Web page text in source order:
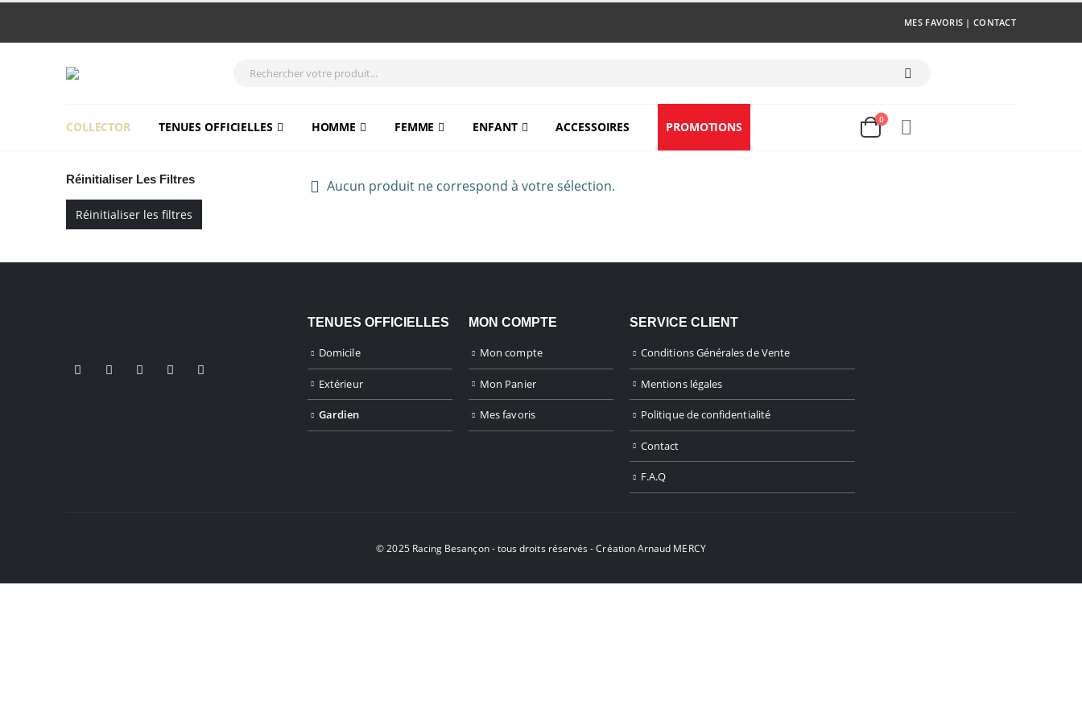
MES FAVORIS |CONTACT
COLLECTOR TENUES OFFICIELLES HOMME FEMME ENFANT ACCESSOIRES PROMOTIONS 0
Aucun produit ne correspond à votre sélection.
Réinitialiser Les Filtres
Réinitialiser les filtres
TENUES OFFICIELLES
Domicile
Extérieur
Gardien
MON COMPTE
Mon compte
Mon Panier
Mes favoris
SERVICE CLIENT
Conditions Générales de Vente
Mentions légales
Politique de confidentialité
Contact
F.A.Q
© 2025 Racing Besançon - tous droits réservés - CréationArnaud MERCY